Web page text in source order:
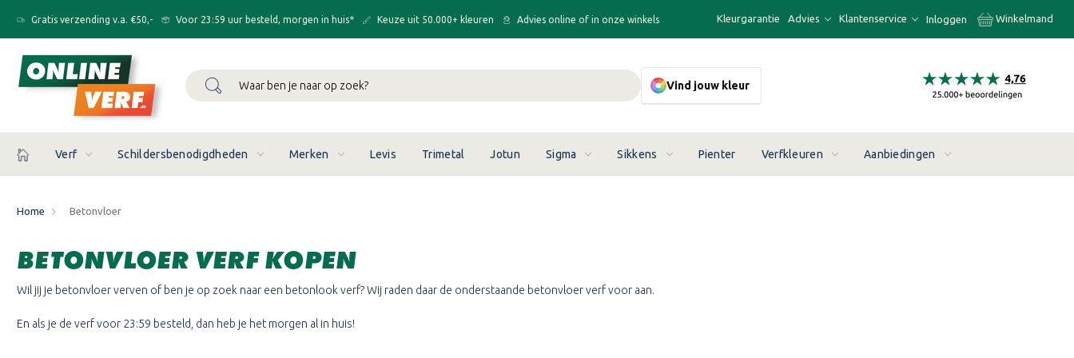
Gratis verzending v.a. €50,- Voor 23:59 uur besteld, morgen in huis* Keuze uit 50.000+ kleuren Advies online of in onze winkels Kleurgarantie Advies Klantenservice Inloggen Winkelmand
Zoeken
Vind jouw kleur
Verf Schildersbenodigdheden Merken Levis Trimetal Jotun Sigma Sikkens Pienter Verfkleuren Aanbiedingen
Home Betonvloer
BETONVLOER VERF KOPEN
Wil jij je betonvloer verven of ben je op zoek naar een betonlook verf? Wij raden daar de onderstaande betonvloer verf voor aan.
En als je de verf voor 23:59 besteld, dan heb je het morgen al in huis!